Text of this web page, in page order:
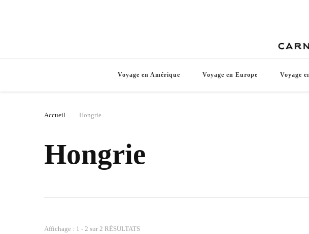
Voyage en Amérique Voyage en Europe Voyage
Accueil Hongrie
Hongrie
Affichage : 1 - 2 sur 2 RÉSULTATS